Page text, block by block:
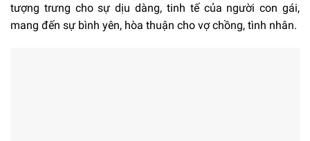
tượng trưng cho sự dịu dàng, tinh tế của người con gái,
mang đến sự bình yên, hòa thuận cho vợ chồng, tình nhân.